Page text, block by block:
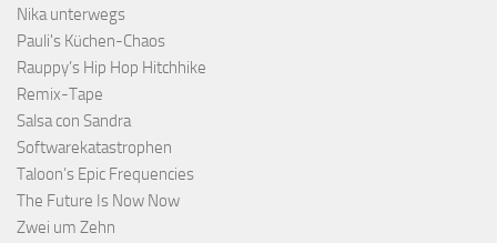
Nika unterwegs
Pauli's Küchen-Chaos
Rauppy’s Hip Hop Hitchhike
Remix-Tape
Salsa con Sandra
Softwarekatastrophen
Taloon’s Epic Frequencies
The Future Is Now Now
Zwei um Zehn